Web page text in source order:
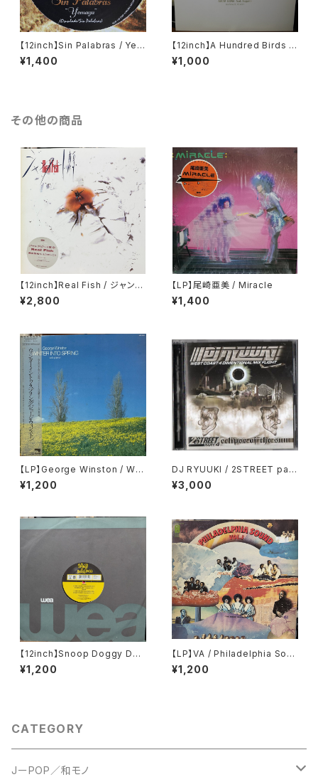
【12inch】Sin Palabras / Yem
aya
¥1,400
【12inch】A Hundred Birds F
eat. Sugami / Amar Gora
¥1,000
その他の商品
【12inch】Real Fish / ジャンク
ビート東京
¥2,800
【LP】尾崎亜美 / Miracle
¥1,400
【LP】George Winston / Win
ter Into Spring
¥1,200
DJ RYUUKI / 2STREET part.
4 ecipse of the sun
¥3,000
【12inch】Snoop Doggy Dog
g / What's My Name?
¥1,200
【LP】VA / Philadelphia Soun
d Vol. 1
¥1,200
CATEGORY
JーPOP／和モノ